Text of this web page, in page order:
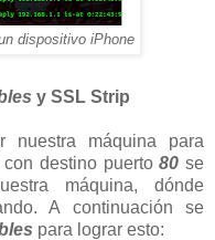
dispositivo iPhone
y SSL Strip
nuestra máquina para
con destino puerto80 se
máquina, dónde
A continuación se
para lograr esto: